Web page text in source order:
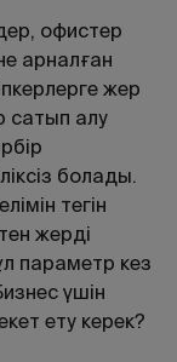
офистер
арналған
жер
сатып алу
болады.
тегін
жерді
параметр кез
үшін
ету керек?